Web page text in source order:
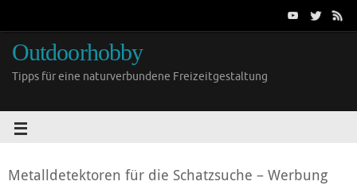
Outdoorhobby
Tipps für eine naturverbundene Freizeitgestaltung
Metalldetektoren für die Schatzsuche – Werbung